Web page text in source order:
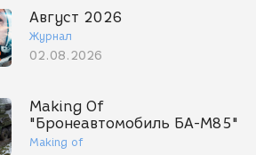
Август 2026
Журнал
02.08.2026
Making Of
"Бронеавтомобиль БА-М85"
Making of